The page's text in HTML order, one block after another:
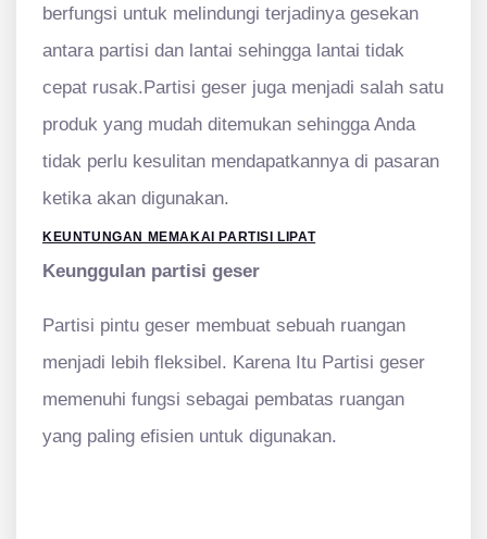
berfungsi untuk melindungi terjadinya gesekan
antara partisi dan lantai sehingga lantai tidak
cepat rusak.Partisi geser juga menjadi salah satu
produk yang mudah ditemukan sehingga Anda
tidak perlu kesulitan mendapatkannya di pasaran
ketika akan digunakan.
KEUNTUNGAN MEMAKAI PARTISI LIPAT
Keunggulan partisi geser
Partisi pintu geser membuat sebuah ruangan
menjadi lebih fleksibel. Karena Itu Partisi geser
memenuhi fungsi sebagai pembatas ruangan
yang paling efisien untuk digunakan.